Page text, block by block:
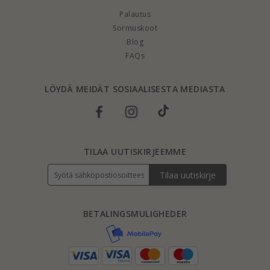
Palautus
Sormuskoot
Blog
FAQs
LÖYDÄ MEIDÄT SOSIAALISESTA MEDIASTA
BETALINGSMULIGHEDER
TILAA UUTISKIRJEEMME
Tilaa uutiskirje